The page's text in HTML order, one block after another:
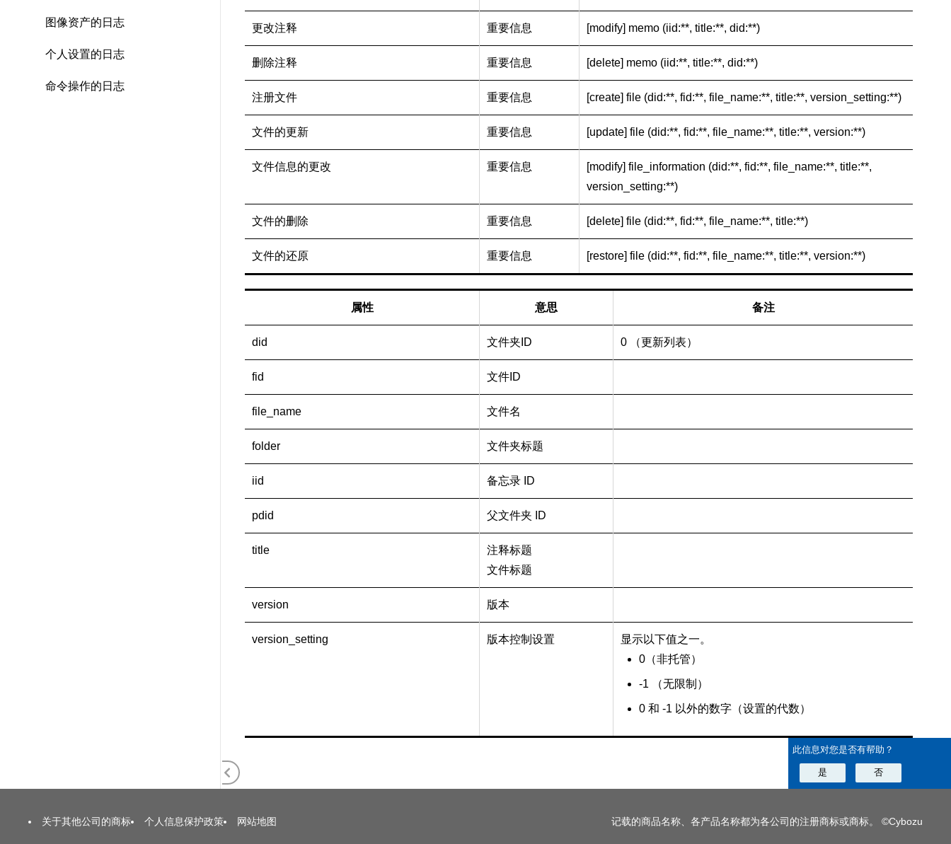
图像资产的日志
个人设置的日志
命令操作的日志
更改注释 重要信息 [modify] memo (iid:**, title:**, did:**)
删除注释 重要信息 [delete] memo (iid:**, title:**, did:**)
注册文件 重要信息 [create] file (did:**, fid:**, file_name:**, title:**, version_setting:**)
文件的更新 重要信息 [update] file (did:**, fid:**, file_name:**, title:**, version:**)
文件信息的更改 重要信息
[modify] file_information (did:**, fid:**, file_name:**, title:**,
version_setting:**)
文件的删除 重要信息 [delete] file (did:**, fid:**, file_name:**, title:**)
文件的还原 重要信息 [restore] file (did:**, fid:**, file_name:**, title:**, version:**)
属性 意思 备注
did 文件夹ID 0 （更新列表）
fid 文件ID
file_name 文件名
folder 文件夹标题
iid 备忘录 ID
pdid 父文件夹 ID
title
注释标题
文件标题
version 版本
version_setting 版本控制设置
显示以下值之一。
0（非托管）
-1 （无限制）
0 和 -1 以外的数字（设置的代数）
此信息对您是否有帮助？
是 否
关于其他公司的商标 个人信息保护政策 网站地图 记载的商品名称、各产品名称都为各公司的注册商标或商标。 ©Cybozu